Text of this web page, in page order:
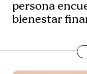
persona
bienestar